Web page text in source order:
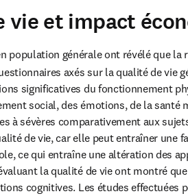
vie et impact
population générale ont révélé que
axés sur la qualité de vie
significatives du fonctionnement
social, des émotions, de la
à sévères comparativement aux
de vie, car elle peut entraîner une
ce qui entraîne une altération des
la qualité de vie ont montré
cognitives. Les études effectuées